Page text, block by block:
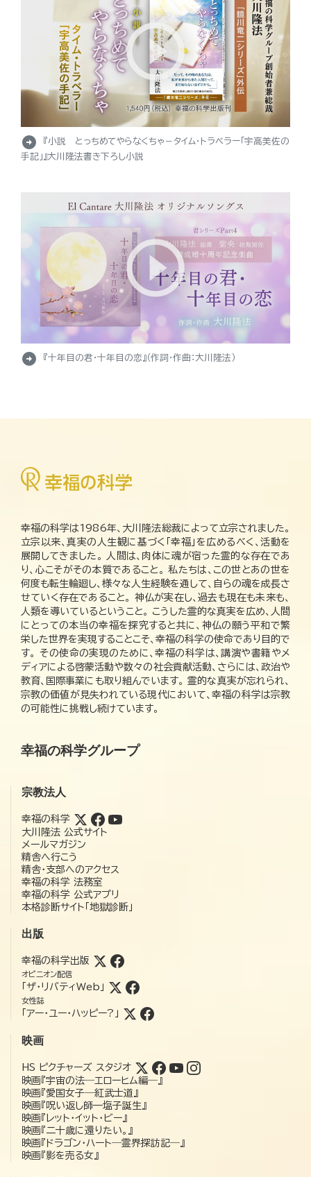
arrow_circle_right
『小説 とっちめてやらなくちゃ－タイム・トラベラー「宇高美佐の
手記」』大川隆法書き下ろし小説
arrow_circle_right 『十年目の君・十年目の恋』（作詞・作曲：大川隆法）
幸福の科学は1986年、大川隆法総裁によって立宗されました。
立宗以来、真実の人生観に基づく「幸福」を広めるべく、活動を
展開してきました。 人間は、肉体に魂が宿った霊的な存在であ
り、心こそがその本質であること。 私たちは、この世とあの世を
何度も転生輪廻し、様々な人生経験を通して、自らの魂を成長さ
せていく存在であること。 神仏が実在し、過去も現在も未来も、
人類を導いているということ。 こうした霊的な真実を広め、人間
にとっての本当の幸福を探究すると共に、神仏の願う平和で繁
栄した世界を実現することこそ、幸福の科学の使命であり目的で
す。 その使命の実現のために、幸福の科学は、講演や書籍やメ
ディアによる啓蒙活動や数々の社会貢献活動、さらには、政治や
教育、国際事業にも取り組んでいます。 霊的な真実が忘れられ、
宗教の価値が見失われている現代において、幸福の科学は宗教
の可能性に挑戦し続けています。
幸福の科学グループ
宗教法人
幸福の科学
大川隆法 公式サイト
メールマガジン
精舎へ行こう
精舎・支部へのアクセス
幸福の科学 法務室
幸福の科学 公式アプリ
本格診断サイト「地獄診断」
出版
幸福の科学出版
オピニオン配信
「ザ・リバティWeb」
女性誌
「アー・ユー・ハッピー?」
映画
HS ピクチャーズ スタジオ
映画『宇宙の法―エローヒム編―』
映画『愛国女子―紅武士道』
映画『呪い返し師—塩子誕生』
映画『レット・イット・ビー』
映画『二十歳に還りたい。』
映画『ドラゴン・ハート―霊界探訪記―』
映画『影を売る女』